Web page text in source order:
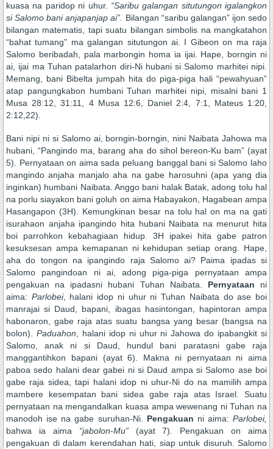
kuasa na paridop ni uhur. “Saribu galangan situtungon igalangkon
si Salomo bani anjapanjap ai”.
Bilangan “saribu galangan” ijon sedo
bilangan matematis, tapi suatu bilangan simbolis na mangkatahon
“bahat tumang” ma galangan situtungon ai. I Gibeon on ma raja
Salomo beribadah, pala marbongin homa ia ijai. Hape, borngin ni
ai, ijai ma Tuhan patalarhon diri-Ni hubani si Salomo marhitei nipi.
Memang, bani Bibelta jumpah hita do piga-piga hali “pewahyuan”
atap pangungkabon humbani Tuhan marhitei nipi, misalni bani 1
Musa 28:12, 31:11, 4 Musa 12:6, Daniel 2:4, 7:1, Mateus 1:20,
2:12,22).
Bani nipi ni si Salomo ai, borngin-borngin, nini Naibata Jahowa ma
hubani, “Pangindo ma, barang aha do sihol bereon-Ku bam” (ayat
5). Pernyataan on aima sada peluang banggal bani si Salomo laho
mangindo anjaha manjalo aha na gabe harosuhni (apa yang dia
inginkan) humbani Naibata. Anggo bani halak Batak, adong tolu hal
na porlu siayakon bani goluh on aima Habayakon, Hagabean ampa
Hasangapon (3H). Kemungkinan besar na tolu hal on ma na gati
isurahaon anjaha ipangindo hita hubani Naibata na menurut hita
boi parrohkon kebahagiaan hidup. 3H ipakei hita gabe patron
kesuksesan ampa kemapanan ni kehidupan setiap orang. Hape,
aha do tongon na ipangindo raja Salomo ai? Paima ipadas si
Salomo pangindoan ni ai, adong piga-piga pernyataan ampa
pengakuan na ipadasni hubani Tuhan Naibata. Pernyataan ni
aima: Parlobei, halani idop ni uhur ni Tuhan Naibata do ase boi
manrajai si Daud, bapani, ibagas hasintongan, hapintoran ampa
habonaron, gabe raja atas suatu bangsa yang besar (bangsa na
bolon). Paduahon , halani idop ni uhur ni Jahowa do ipabangkit si
Salomo, anak ni si Daud, hundul bani paratasni gabe raja
manggantihkon bapani (ayat 6). Makna ni pernyataan ni aima
paboa sedo halani dear gabei ni si Daud ampa si Salomo ase boi
gabe raja sidea, tapi halani idop ni uhur-Ni do na mamilih ampa
mambere kesempatan bani sidea gabe raja atas Israel. Suatu
pernyataan na mengandalkan kuasa ampa wewenang ni Tuhan na
manodoh ise na gabe suruhan-Ni. Pengakuan ni aima: Parlobei,
bahwa ia aima “jabolon-Mu” (ayat 7)
Pengakuan on aima
pengakuan di dalam kerendahan hati, siap untuk disuruh. Salomo